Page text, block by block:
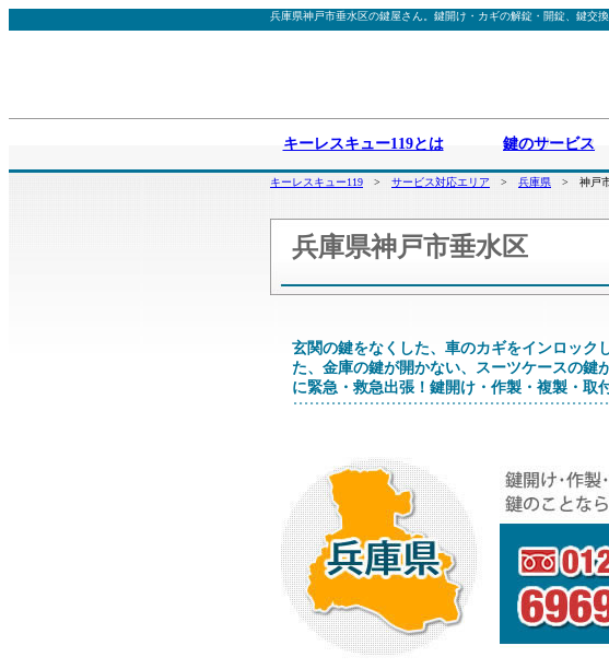
兵庫県神戸市垂水区の鍵屋さん。鍵開け・カギの解錠・開錠、鍵交
キーレスキュー119とは 鍵のサービス
キーレスキュー119 > サービス対応エリア > 兵庫県 > 神戸市
兵庫県神戸市垂水区
玄関の鍵をなくした、車のカギをインロック
た、金庫の鍵が開かない、スーツケースの鍵
に緊急・救急出張！鍵開け・作製・複製・取